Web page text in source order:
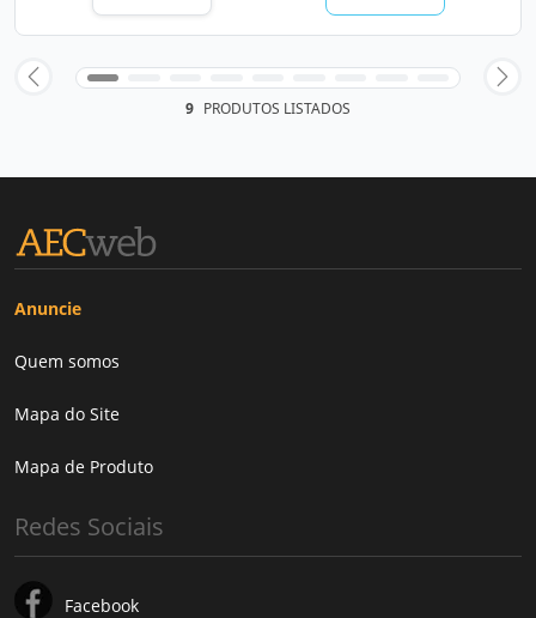
9 PRODUTOS LISTADOS
Anuncie
Quem somos
Mapa do Site
Mapa de Produto
Redes Sociais
Facebook